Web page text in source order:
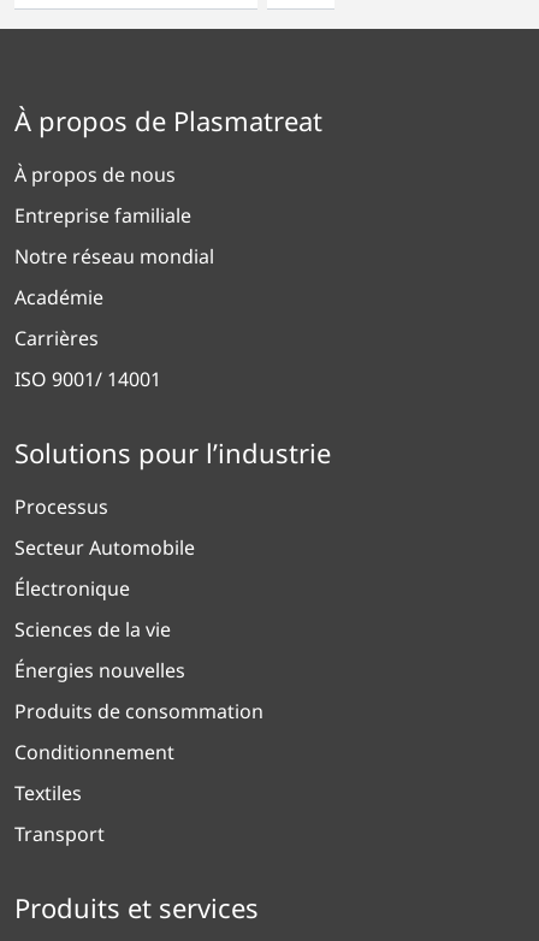
À propos de Plasmatreat
À propos de nous
Entreprise familiale
Notre réseau mondial
Académie
Carrières
ISO 9001/ 14001
Solutions pour l’industrie
Processus
Secteur Automobile
Électronique
Sciences de la vie
Énergies nouvelles
Produits de consommation
Conditionnement
Textiles
Transport
Produits et services